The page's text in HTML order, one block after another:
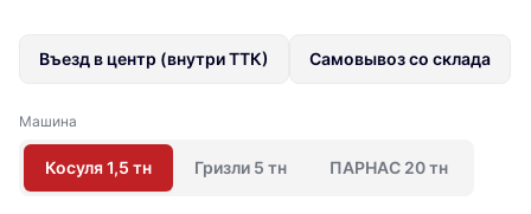
Въезд в центр (внутри ТТК) Самовывоз со склада
Машина
Косуля 1,5 тн Гризли 5 тн ПАРНАС 20 тн